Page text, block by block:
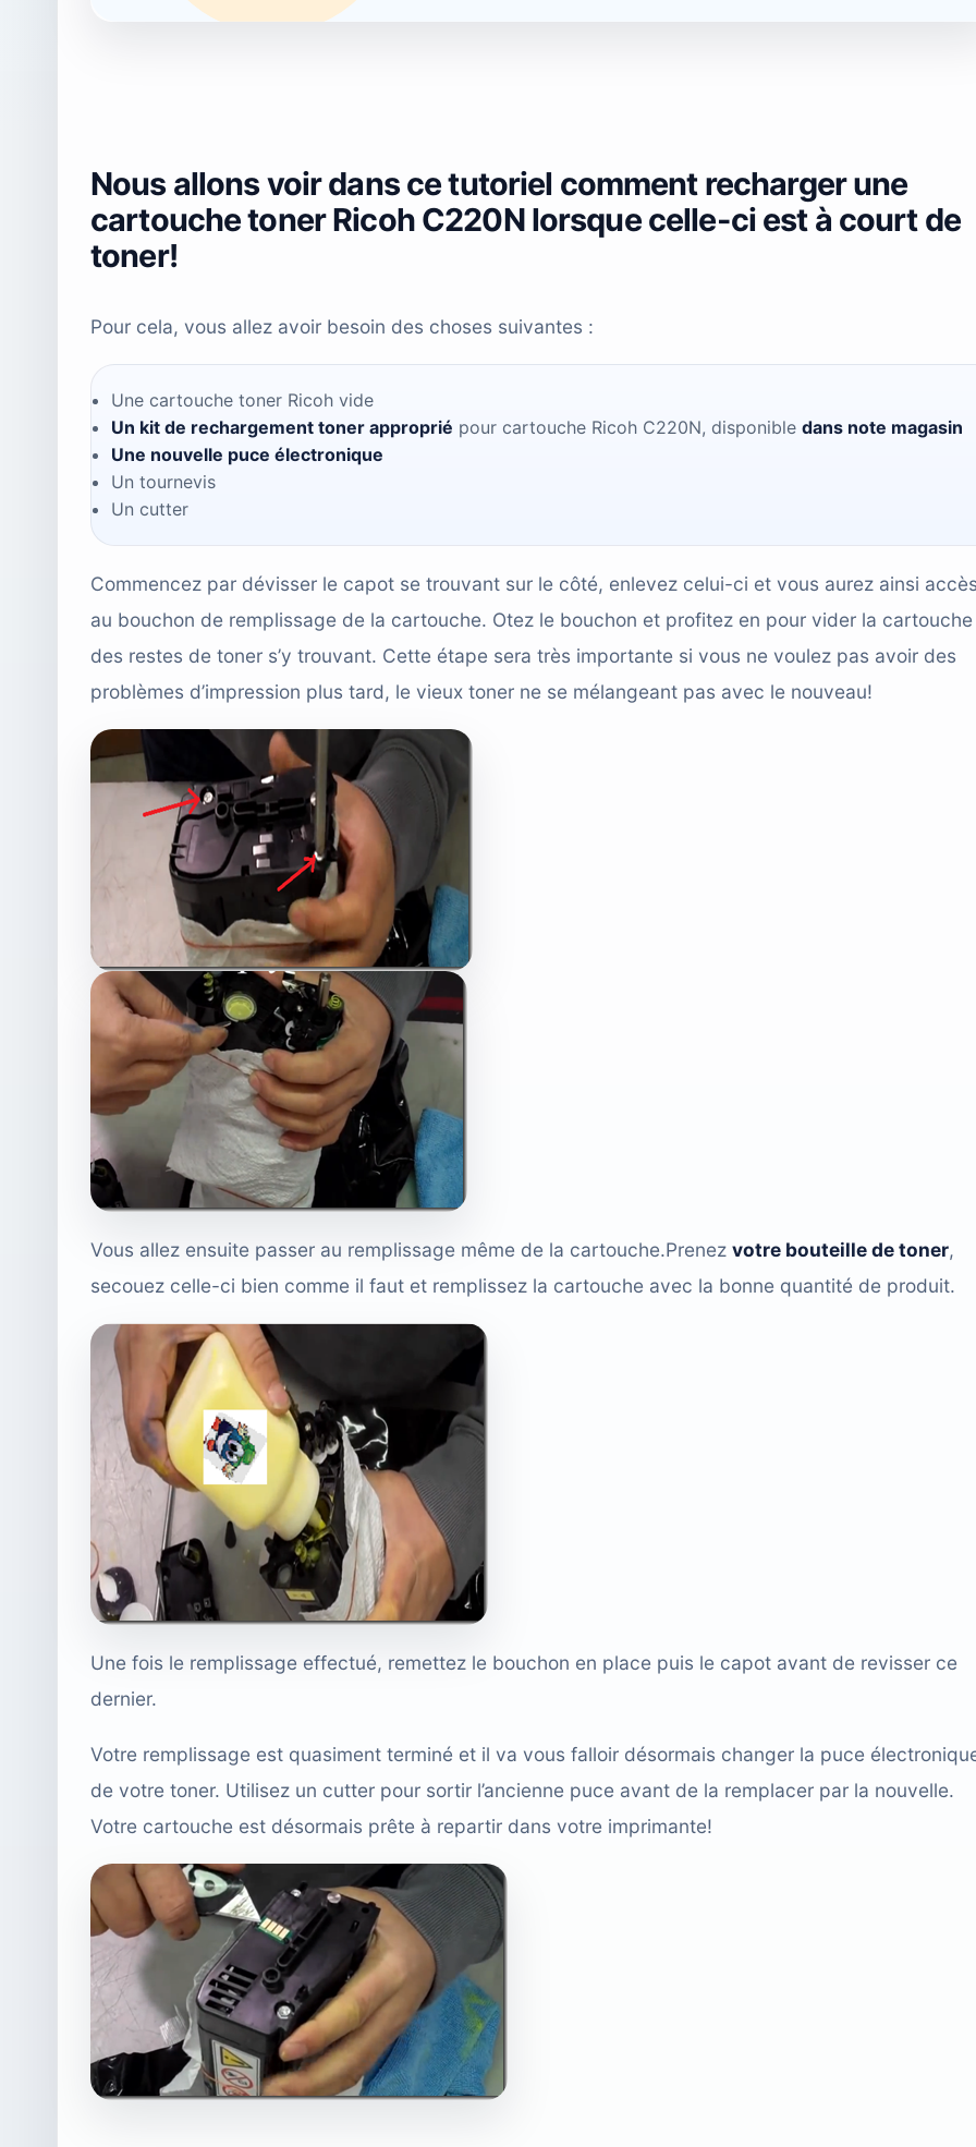
Nous allons voir dans ce tutoriel comment recharger une
cartouche toner Ricoh C220N lorsque celle-ci est à court de
toner!
Pour cela, vous allez avoir besoin des choses suivantes :
Une cartouche toner Ricoh vide
Un kit de rechargement toner approprié pour cartouche Ricoh C220N, disponible dans note magasin
Une nouvelle puce électronique
Un tournevis
Un cutter
Commencez par dévisser le capot se trouvant sur le côté, enlevez celui-ci et vous aurez ainsi
au bouchon de remplissage de la cartouche. Otez le bouchon et profitez en pour vider la cartouche
des restes de toner s’y trouvant. Cette étape sera très importante si vous ne voulez pas avoir des
problèmes d’impression plus tard, le vieux toner ne se mélangeant pas avec le nouveau!
Vous allez ensuite passer au remplissage même de la cartouche.Prenez votre bouteille de toner,
secouez celle-ci bien comme il faut et remplissez la cartouche avec la bonne quantité de produit.
Une fois le remplissage effectué, remettez le bouchon en place puis le capot avant de revisser ce
dernier.
Votre remplissage est quasiment terminé et il va vous falloir désormais changer la puce
de votre toner. Utilisez un cutter pour sortir l’ancienne puce avant de la remplacer par la nouvelle.
Votre cartouche est désormais prête à repartir dans votre imprimante!